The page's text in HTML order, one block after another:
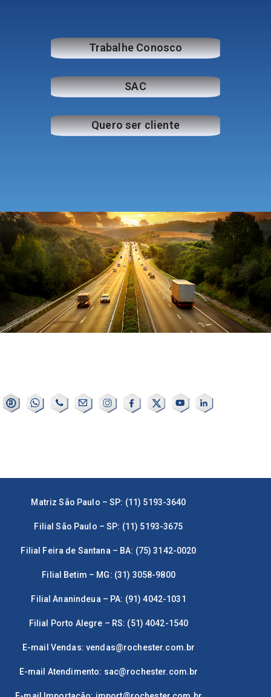
Trabalhe Conosco
SAC
Quero ser cliente
Matriz São Paulo – SP: (11) 5193-3640
Filial São Paulo – SP: (11) 5193-3675
Filial Feira de Santana – BA: (75) 3142-0020
Filial Betim – MG: (31) 3058-9800
Filial Ananindeua – PA: (91) 4042-1031
Filial Porto Alegre – RS: (51) 4042-1540
E-mail Vendas: vendas@rochester.com.br
E-mail Atendimento: sac@rochester.com.br